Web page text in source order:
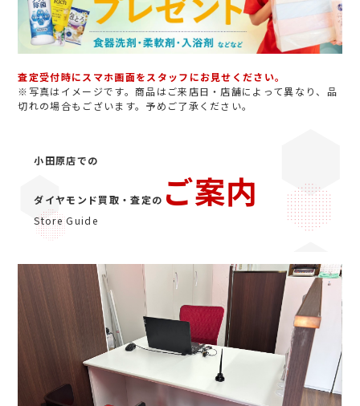
査定受付時にスマホ画面をスタッフにお見せください。
※写真はイメージです。商品はご来店日・店舗によって異なり、品
切れの場合もございます。予めご了承ください。
小田原店での
ダイヤモンド買取・査定の ご案内
Store Guide